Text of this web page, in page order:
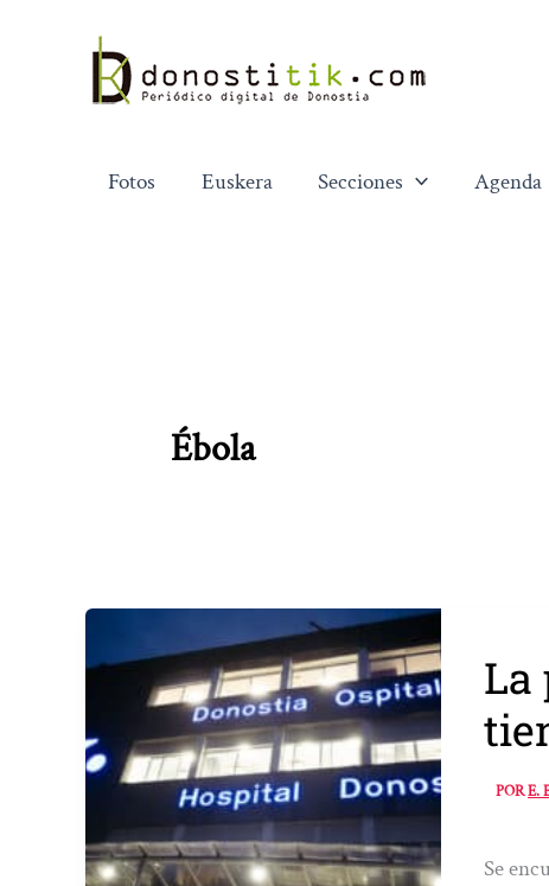
contenido
Fotos Euskera Secciones Agenda
Ébola
La
PORE.
Se